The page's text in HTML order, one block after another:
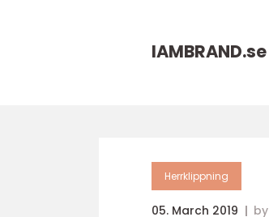
IAMBRAND.se
Herrklippning
05. March 2019 by